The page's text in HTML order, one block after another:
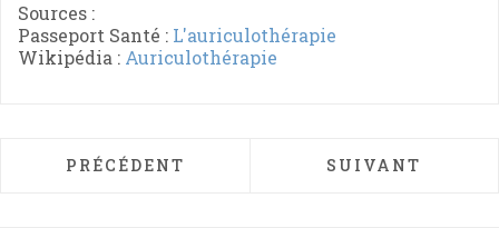
Sources :
Passeport Santé : L'auriculothérapie
Wikipédia : Auriculothérapie
ARTICLE PRÉCÉDENT : MÉZIÈRES
PRÉCÉDENT ARTICLE
SUIVANT